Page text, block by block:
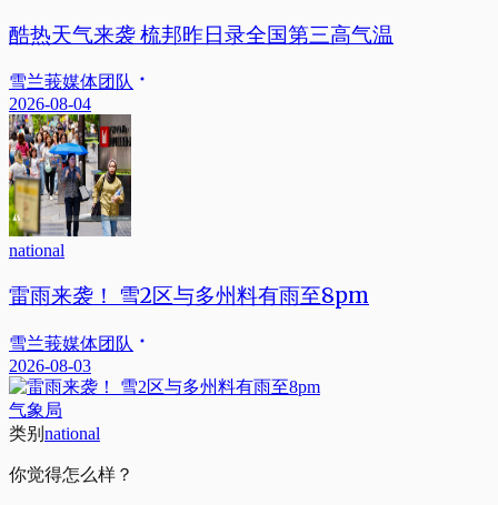
酷热天气来袭 梳邦昨日录全国第三高气温
雪兰莪媒体团队
2026-08-04
national
雷雨来袭！ 雪2区与多州料有雨至8pm
雪兰莪媒体团队
2026-08-03
气象局
类别 national
你觉得怎么样？